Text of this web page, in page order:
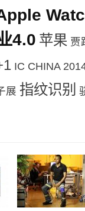
4.0 苹果 贾
IC CHINA
展 指纹识别